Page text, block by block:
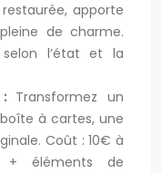
apporte
de charme.
l’état et la
Transformez un
à cartes, une
Coût : 10€ à
éléments de